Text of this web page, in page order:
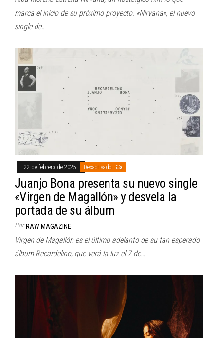
marca el inicio de su próximo proyecto. «Nirvana», el nuevo
single de…
22 de febrero de 2025 Desactivado
Juanjo Bona presenta su nuevo single
«Virgen de Magallón» y desvela la
portada de su álbum
Por RAW MAGAZINE
Virgen de Magallón es el último adelanto de su tan esperado
álbum Recardelino, que verá la luz el 7 de…